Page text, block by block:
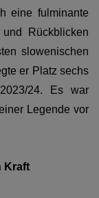
eine fulminante
Rückblicken
slowenischen
er Platz sechs
24. Es war
Legende vor
Kraft